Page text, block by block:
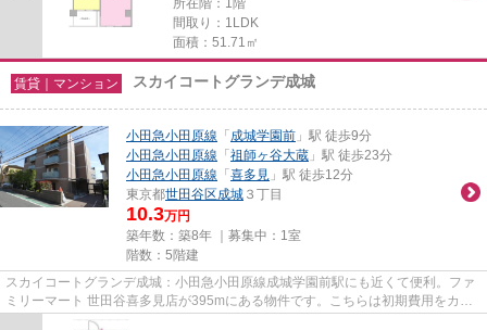
間取り：1LDK
面積：51.71㎡
賃貸｜マンション スカイコートグランデ成城
小田急小田原線 「成城学園前 」駅 徒歩9分
小田急小田原線 「祖師ヶ谷大蔵 」駅 徒歩23分
小田急小田原線 「喜多見 」駅 徒歩12分
東京都世田谷区成城 ３丁目
10.3万円
築年数：築8年 ｜募集中： 1室
階数：5階建
スカイコートグランデ成城：小田急小田原線成城学園前駅にも近くて便利。ファ
ミリーマート 世田谷喜多見店が395mにある物件です。こちらは初期費用をカー
ドでお支払いいただける物件な...